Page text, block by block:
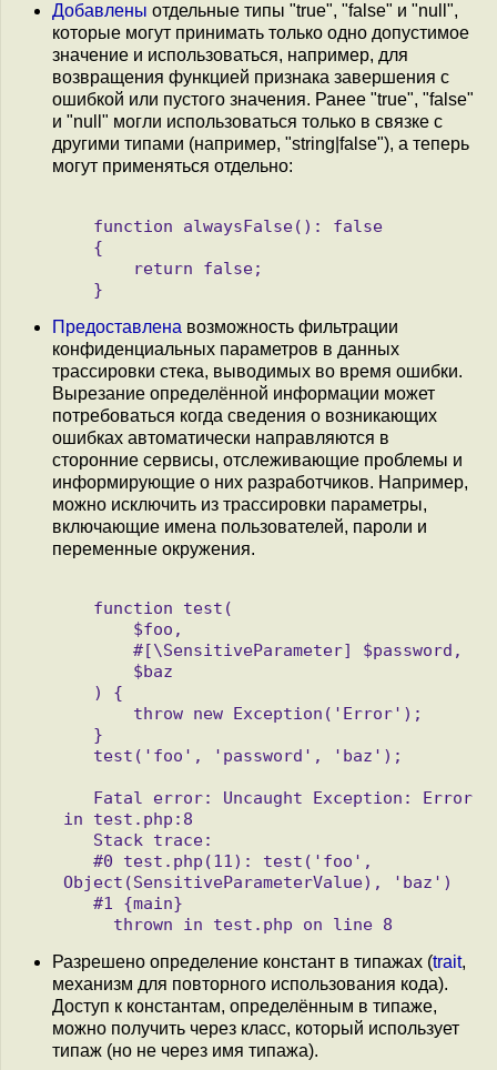
Добавлены отдельные типы "true", "false" и "null",
которые могут принимать только одно допустимое
значение и использоваться, например, для
возвращения функцией признака завершения с
ошибкой или пустого значения. Ранее "true", "false"
и "null" могли использоваться только в связке с
другими типами (например, "string|false"), а теперь
могут применяться отдельно:
Предоставлена возможность фильтрации
конфиденциальных параметров в данных
трассировки стека, выводимых во время ошибки.
Вырезание определённой информации может
потребоваться когда сведения о возникающих
ошибках автоматически направляются в
сторонние сервисы, отслеживающие проблемы и
информирующие о них разработчиков. Например,
можно исключить из трассировки параметры,
включающие имена пользователей, пароли и
переменные окружения.
in test.php:8
Object(SensitiveParameterValue), 'baz')
Разрешено определение констант в типажах (trait,
механизм для повторного использования кода).
Доступ к константам, определённым в типаже,
можно получить через класс, который использует
типаж (но не через имя типажа).